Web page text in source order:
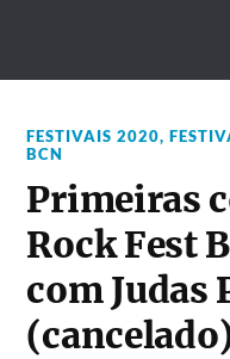
FESTIVAIS 2020,
BCN
Primeiras
Rock Fest
com Judas